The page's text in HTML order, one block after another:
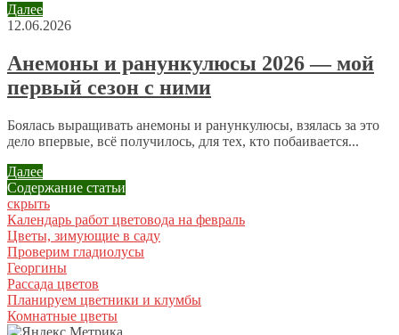
Email*
Сайт
Отправляя сообщение, Вы разрешаете сбор и обработку
персональных данных.
Далее
12.06.2026
Анемоны и ранункулюсы 2026 — мой
первый сезон с ними
Боялась выращивать анемоны и ранункулюсы, взялась за это
дело впервые, всё получилось, для тех, кто побаивается...
Далее
Содержание статьи
скрыть
Календарь работ цветовода на февраль
Цветы, зимующие в саду
Проверим гладиолусы
Георгины
Рассада цветов
Планируем цветники и клумбы
Комнатные цветы